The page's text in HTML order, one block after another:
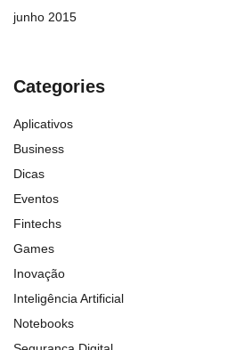
junho 2015
Categories
Aplicativos
Business
Dicas
Eventos
Fintechs
Games
Inovação
Inteligência Artificial
Notebooks